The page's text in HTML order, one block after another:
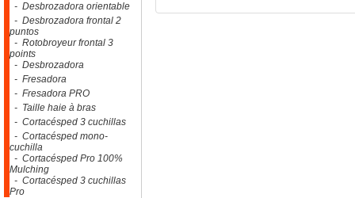
- Desbrozadora orientable
- Desbrozadora frontal 2
puntos
- Rotobroyeur frontal 3
points
- Desbrozadora
- Fresadora
- Fresadora PRO
- Taille haie à bras
- Cortacésped 3 cuchillas
- Cortacésped mono-
cuchilla
- Cortacésped Pro 100%
Mulching
- Cortacésped 3 cuchillas
Pro